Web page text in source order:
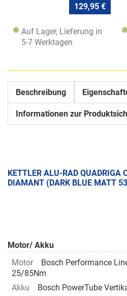
129,95 €
Auf Lager, Lieferung in
5-7 Werktagen
Beschreibung
Informationen zur
KETTLER ALU-RAD QUADRIGA
DIAMANT (DARK BLUE MATT
Motor/ Akku
Motor
Bosch Performance
25/85Nm
Akku
Bosch PowerTube